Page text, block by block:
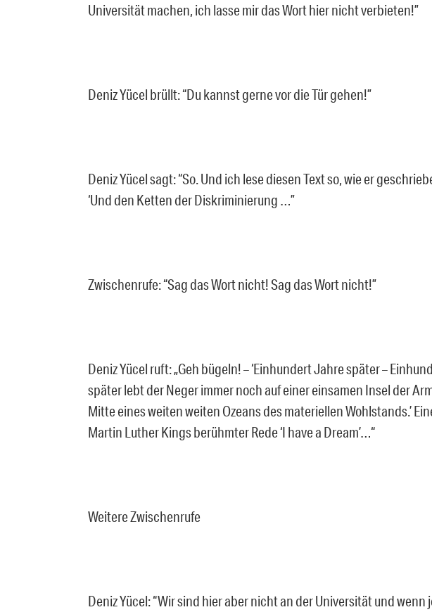
Universität machen, ich lasse mir das Wort hier nicht verbieten!”
Deniz Yücel brüllt: “Du kannst gerne vor die Tür gehen!”
Deniz Yücel sagt: “So. Und ich lese diesen Text so, wie er
‘Und den Ketten der Diskriminierung …”
Zwischenrufe: “Sag das Wort nicht! Sag das Wort nicht!”
Deniz Yücel ruft: „Geh bügeln! – ‘Einhundert Jahre später –
später lebt der Neger immer noch auf einer einsamen Insel der
Mitte eines weiten weiten Ozeans des materiellen Wohlstands.’
Martin Luther Kings berühmter Rede ‘I have a Dream’…“
Weitere Zwischenrufe
Deniz Yücel: “Wir sind hier aber nicht an der Universität und wenn